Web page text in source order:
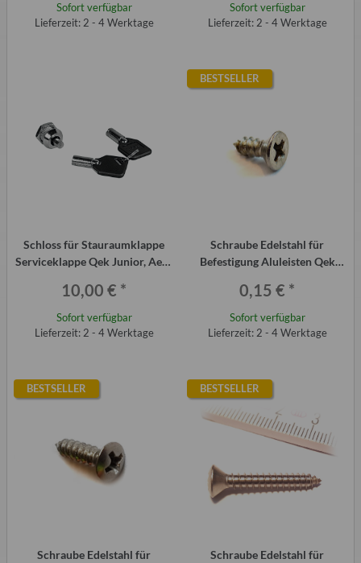
Sofort verfügbar
Lieferzeit: 2 - 4 Werktage
Sofort verfügbar
Lieferzeit: 2 - 4 Werktage
Schloss für Stauraumklappe
Serviceklappe Qek Junior, Aero
10,00 € *
Sofort verfügbar
Lieferzeit: 2 - 4 Werktage
BESTSELLER
Schraube Edelstahl für
Befestigung Aluleisten Qek
0,15 € *
Sofort verfügbar
Lieferzeit: 2 - 4 Werktage
BESTSELLER
Schraube Edelstahl für
BESTSELLER
Schraube Edelstahl für